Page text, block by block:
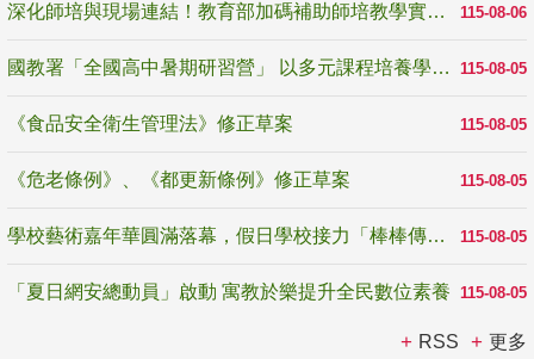
115-08-06
深化師培與現場連結！教育部加碼補助師培教學實踐研究 10月師培國際研討會交流教學實踐經驗
115-08-05
國教署「全國高中暑期研習營」 以多元課程培養學生瞭解誠信專業與倫理價值
115-08-05
《食品安全衛生管理法》修正草案
115-08-05
《危老條例》、《都更新條例》修正草案
115-08-05
學校藝術嘉年華圓滿落幕，假日學校接力「棒棒傳美感」
115-08-05
「夏日網安總動員」啟動 寓教於樂提升全民數位素養
RSS 更多